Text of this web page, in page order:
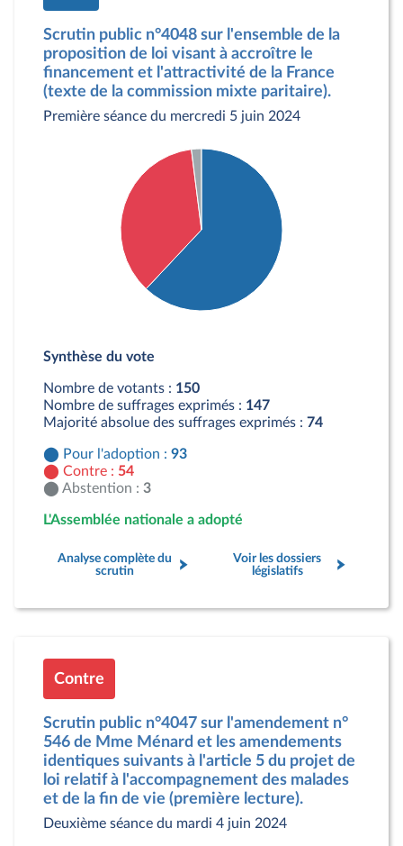
Scrutin public n°4048 sur l'ensemble de la
proposition de loi visant à accroître le
financement et l'attractivité de la France
(texte de la commission mixte paritaire).
Première séance du mercredi 5 juin 2024
Contre : 54 députés
Synthèse du vote
Nombre de votants : 150
Nombre de suffrages exprimés : 147
Majorité absolue des suffrages exprimés : 74
Pour l'adoption : 93
Contre : 54
Abstention : 3
L'Assemblée nationale a adopté
Analyse complète du
scrutin
Voir les dossiers
législatifs
Contre
Scrutin public n°4047 sur l'amendement n°
546 de Mme Ménard et les amendements
identiques suivants à l'article 5 du projet de
loi relatif à l'accompagnement des malades
et de la fin de vie (première lecture).
Deuxième séance du mardi 4 juin 2024